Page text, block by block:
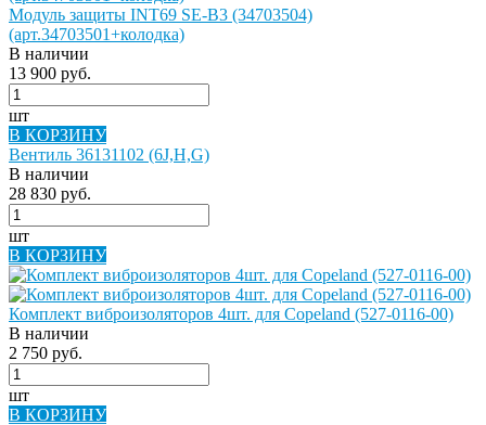
Модуль защиты INT69 SE-B3 (34703504)
(арт.34703501+колодка)
В наличии
13 900 руб.
шт
В КОРЗИНУ
Вентиль 36131102 (6J,H,G)
В наличии
28 830 руб.
шт
В КОРЗИНУ
Комплект виброизоляторов 4шт. для Copeland (527-0116-00)
В наличии
2 750 руб.
шт
В КОРЗИНУ